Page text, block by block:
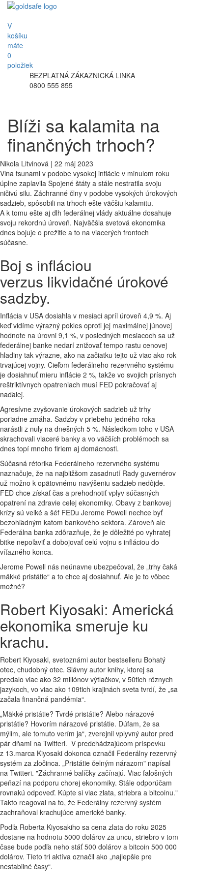
V
košíku
máte
0
položiek
BEZPLATNÁ ZÁKAZNICKÁ LINKA
0800 555 855
Blíži sa kalamita na
finančných trhoch?
Nikola Litvinová | 22 máj 2023
Vlna tsunami v podobe vysokej inflácie v minulom roku
úplne zaplavila Spojené štáty a stále nestratila svoju
ničivú silu. Záchranné člny v podobe vysokých úrokových
sadzieb, spôsobili na trhoch ešte väčšiu kalamitu.
A k tomu ešte aj dlh federálnej vlády aktuálne dosahuje
svoju rekordnú úroveň. Najväčšia svetová ekonomika
dnes bojuje o prežitie a to na viacerých frontoch
súčasne.
Boj s infláciou
verzus likvidačné úrokové
sadzby.
Inflácia v USA dosiahla v mesiaci apríl úroveň 4,9 %. Aj
keď vidíme výrazný pokles oproti jej maximálnej júnovej
hodnote na úrovni 9,1 %, v posledných mesiacoch sa už
federálnej banke nedarí znižovať tempo rastu cenovej
hladiny tak výrazne, ako na začiatku tejto už viac ako rok
trvajúcej vojny. Cieľom federálneho rezervného systému
je dosiahnuť mieru inflácie 2 %, takže vo svojich prísnych
reštriktívnych opatreniach musí FED pokračovať aj
naďalej.
Agresívne zvyšovanie úrokových sadzieb už trhy
poriadne zmáha. Sadzby v priebehu jedného roka
narástli z nuly na dnešných 5 %. Následkom toho v USA
skrachovali viaceré banky a vo väčších problémoch sa
dnes topí mnoho firiem aj domácnosti.
Súčasná rétorika Federálneho rezervného systému
naznačuje, že na najbližšom zasadnutí Rady guvernérov
už možno k opätovnému navýšeniu sadzieb nedôjde.
FED chce získať čas a prehodnotiť vplyv súčasných
opatrení na zdravie celej ekonomiky. Obavy z bankovej
krízy sú veľké a šéf FEDu Jerome Powell nechce byť
bezohľadným katom bankového sektora. Zároveň ale
Federálna banka zdôrazňuje, že je dôležité po vyhratej
bitke nepoľaviť a dobojovať celú vojnu s infláciou do
víťazného konca.
Jerome Powell nás neúnavne ubezpečoval, že „trhy čaká
mäkké pristátie“ a to chce aj dosiahnuť. Ale je to vôbec
možné?
Robert Kiyosaki: Americká
ekonomika smeruje ku
krachu.
Robert Kiyosaki, svetoznámi autor bestselleru Bohatý
otec, chudobný otec. Slávny autor knihy, ktorej sa
predalo viac ako 32 miliónov výtlačkov, v 50tich rôznych
jazykoch, vo viac ako 109tich krajinách sveta tvrdí, že „sa
začala finančná pandémia“.
„Mäkké pristátie? Tvrdé pristátie? Alebo nárazové
pristátie? Hovorím nárazové pristátie. Dúfam, že sa
mýlim, ale tomuto verím ja“, zverejnil vplyvný autor pred
pár dňami na Twitteri. V predchádzajúcom príspevku
z 13.marca Kiyosaki dokonca označil Federálny rezervný
systém za zločinca. „Pristátie čelným nárazom" napísal
na Twitteri. "Záchranné balíčky začínajú. Viac falošných
peňazí na podporu chorej ekonomiky. Stále odporúčam
rovnakú odpoveď. Kúpte si viac zlata, striebra a bitcoinu."
Takto reagoval na to, že Federálny rezervný systém
zachraňoval krachujúce americké banky.
Podľa Roberta Kiyosakiho sa cena zlata do roku 2025
dostane na hodnotu 5000 dolárov za uncu, striebro v tom
čase bude podľa neho stáť 500 dolárov a bitcoin 500 000
dolárov. Tieto tri aktíva označil ako „najlepšie pre
nestabilné časy“.